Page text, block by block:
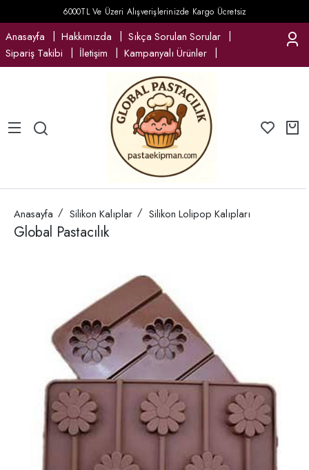
6000TL Ve Üzeri Alışverişlerinizde Kargo Ücretsiz
Anasayfa Hakkımızda
Sıkça Sorulan Sorular
Sipariş Takibi
İletişim Kampanyalı Ürünler
Anasayfa Silikon Kalıplar Silikon Lolipop Kalıpları
Global Pastacılık